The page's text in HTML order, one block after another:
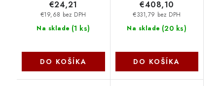
Na sklade (1 ks)
€19,68 bez DPH
€24,21
DO KOŠÍKA
Na sklade (20 ks)
€331,79 bez DPH
€408,10
DO KOŠÍKA